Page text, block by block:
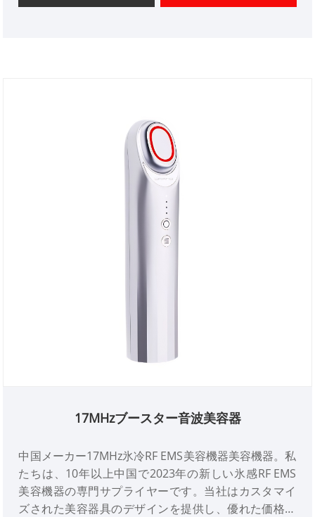
17MHzブースター音波美容器
中国メーカー17MHz氷冷RF EMS美容機器美容機器。私
たちは、10年以上中国で2023年の新しい氷感RF EMS
美容機器の専門サプライヤーです。当社はカスタマイ
ズされた美容器具のデザインを提供し、優れた価格優